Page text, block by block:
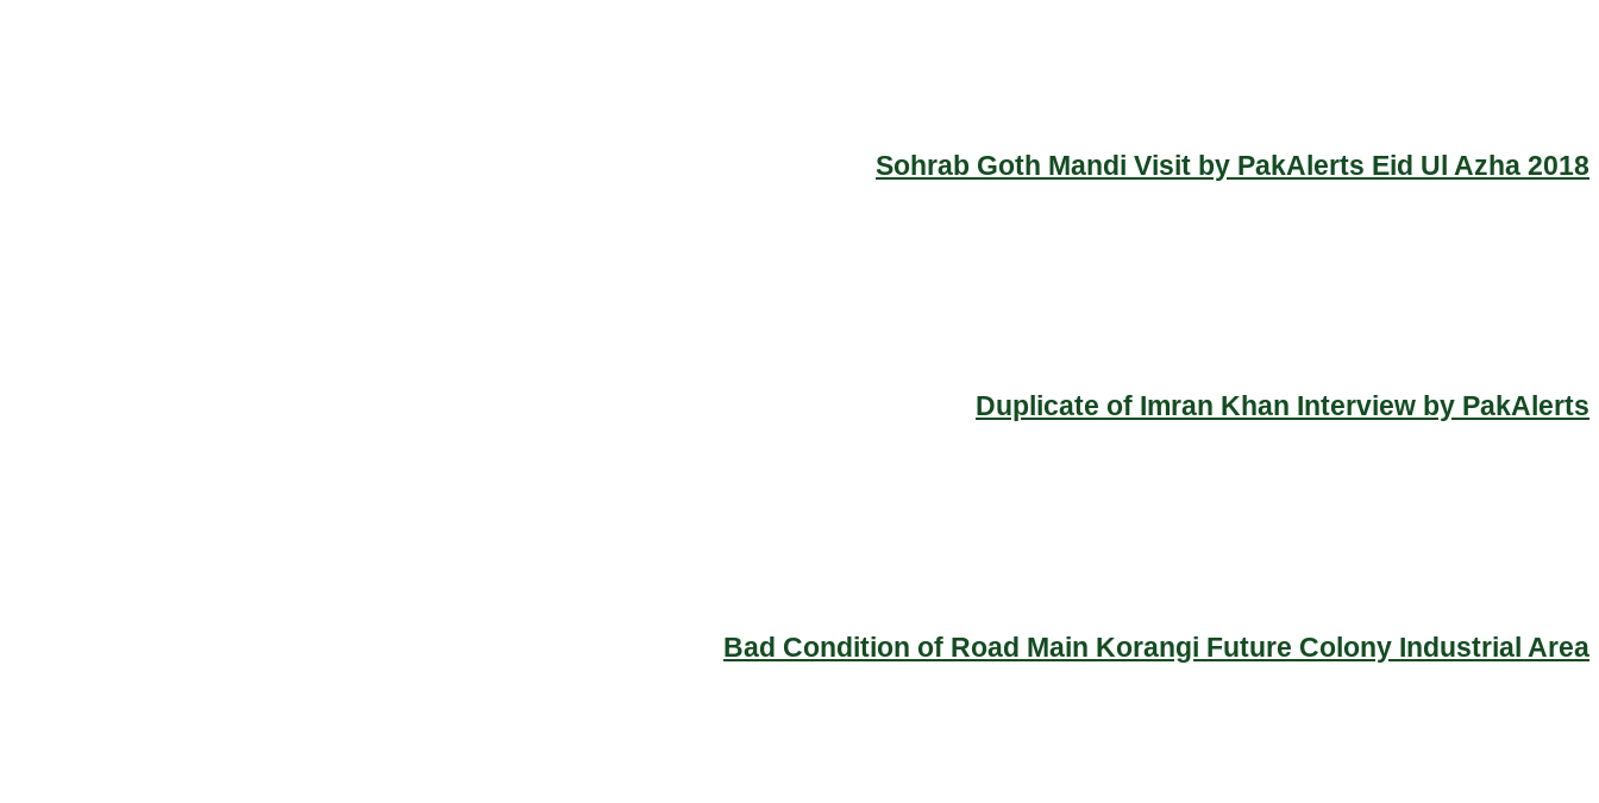
Sohrab Goth Mandi Visit by PakAlerts Eid Ul Azha 2018
Duplicate of Imran Khan Interview by PakAlerts
Bad Condition of Road Main Korangi Future Colony Industrial Area